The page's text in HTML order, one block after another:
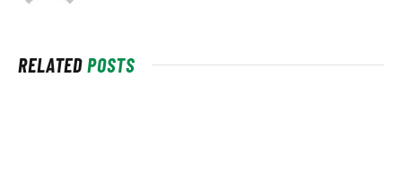
RELATEDPOSTS